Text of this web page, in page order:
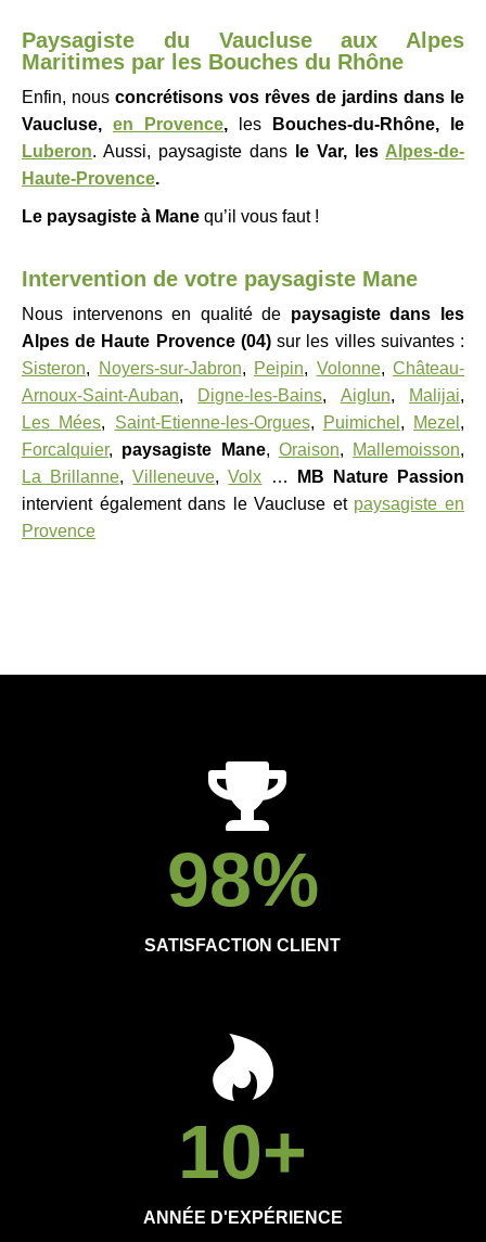
Paysagiste du Vaucluse aux Alpes
Maritimes par les Bouches du Rhône
Enfin, nous concrétisons vos rêves de jardins dans le
Vaucluse, en Provence, les
Bouches-du-Rhône, le
Luberon. Aussi, paysagiste dans le Var, les Alpes-de-
Haute-Provence.
Le paysagiste à Mane qu’il vous faut !
Intervention de votre paysagiste Mane
Nous intervenons en qualité de paysagistedans les
Alpes de Haute Provence (04)sur les villes suivantes :
Sisteron, Noyers-sur-Jabron, Peipin, Volonne, Château-
Arnoux-Saint-Auban, Digne-les-Bains, Aiglun, Malijai,
Les Mées, Saint-Etienne-les-Orgues, Puimichel , Mezel ,
Forcalquier, paysagiste Mane, Oraison, Mallemoisson,
La Brillanne,Villeneuve,Volx …
MB Nature Passion
intervient également dans le Vaucluse et paysagiste en
Provence
98%
SATISFACTION CLIENT
10+
ANNÉE D'EXPÉRIENCE